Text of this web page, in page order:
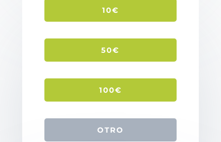
10€
50€
100€
OTRO